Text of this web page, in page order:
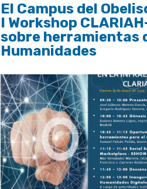
El Campus del
I Workshop
sobre herramientas
Humanidades